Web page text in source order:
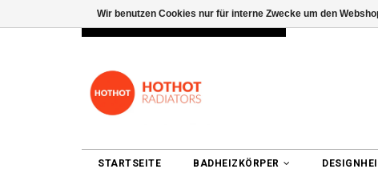
INFO@RADIATORS.SHOP ANMELDEN
STARTSEITE BADHEIZKÖRPER
Wir benutzen Cookies nur für interne Zwecke um den